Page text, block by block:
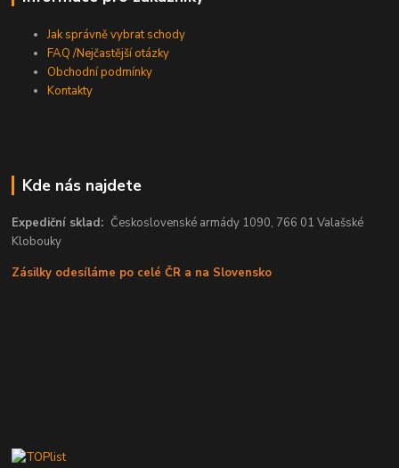
Jak správně vybrat schody
FAQ /Nejčastější otázky
Obchodní podmínky
Kontakty
Kde nás najdete
Expediční sklad:Československé armády 1090, 766 01 Valašské
Klobouky
Zásilky odesíláme po celé ČR a na Slovensko